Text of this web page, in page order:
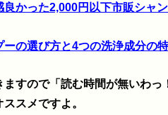
かった2,000円以下市販シャ
ーの選び方と4つの洗浄成分の
すので「読む時間が無いわ
スメですよ。